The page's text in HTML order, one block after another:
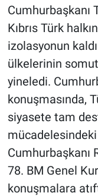
Cumhurbaşkanı
Kıbrıs Türk
izolasyonun
ülkelerinin
yineledi.
konuşmasında,
siyasete tam
Cumhurbaşkanı
78. BM Genel
konuşmalara